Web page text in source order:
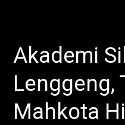
Akademi
Lenggeng,
Mahkota
Akademi
Silat
Lenggeng,
Tempatnya